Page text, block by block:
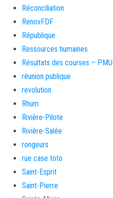
Réconciliation
RenovFDF
République
Ressources humaines
Résultats des courses – PMU
réunion publique
revolution
Rhum
Rivière-Pilote
Rivière-Salée
rongeurs
rue case toto
Saint-Esprit
Saint-Pierre